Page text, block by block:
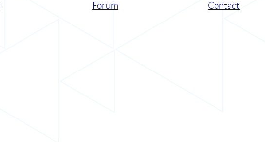
Forum Contact